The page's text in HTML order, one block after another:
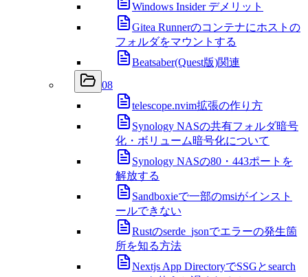
Windows Insider デメリット
Gitea Runnerのコンテナにホストの
フォルダをマウントする
Beatsaber(Quest版)関連
08
telescope.nvim拡張の作り方
Synology NASの共有フォルダ暗号
化・ボリューム暗号化について
Synology NASの80・443ポートを
解放する
Sandboxieで一部のmsiがインスト
ールできない
Rustのserde_jsonでエラーの発生箇
所を知る方法
Nextjs App DirectoryでSSGとsearch